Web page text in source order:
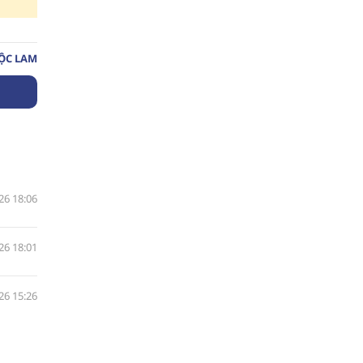
LAM
18:06
18:01
15:26